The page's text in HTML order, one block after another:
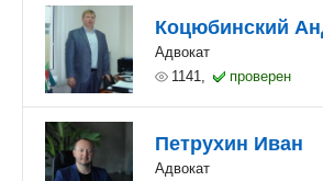
Коцюбинский
Адвокат
1141,
проверен
Петрухин Иван
Адвокат